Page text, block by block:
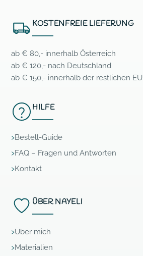
KOSTENFREIE LIEFERUNG
ab € 80,- innerhalb Österreich
ab € 120,- nach Deutschland
ab € 150,- innerhalb der restlichen EU
HILFE
Bestell-Guide
FAQ – Fragen und Antworten
Kontakt
ÜBER NAYELI
Über mich
Materialien